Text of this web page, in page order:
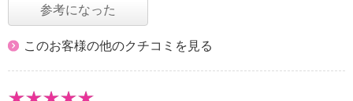
参考になった
このお客様の他のクチコミを見る